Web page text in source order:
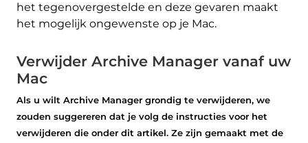
het tegenovergestelde en deze gevaren maakt
het mogelijk ongewenste op je Mac.
Verwijder Archive Manager vanaf uw
Mac
Als u wilt Archive Manager grondig te verwijderen, we
zouden suggereren dat je volg de instructies voor het
verwijderen die onder dit artikel. Ze zijn gemaakt met de
Deze nu verwijderen (MAC)
met SpyHunter voor Mac